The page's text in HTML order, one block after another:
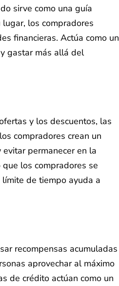
sirve como una guía
los compradores
financieras. Actúa como un
gastar más allá del
y los descuentos, las
compradores crean un
permanecer en la
los compradores se
de tiempo ayuda a
recompensas acumuladas
aprovechar al máximo
de crédito actúan como un